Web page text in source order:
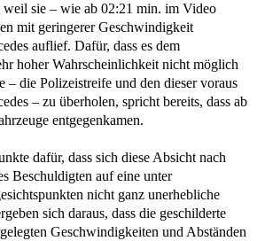
weil sie – wie ab 02:21 min. im Video
mit geringerer Geschwindigkeit
auflief. Dafür, dass es dem
hoher Wahrscheinlichkeit nicht möglich
– die Polizeistreife und den dieser voraus
– zu überholen, spricht bereits, dass ab
entgegenkamen.
dafür, dass sich diese Absicht nach
Beschuldigten auf eine unter
nicht ganz unerhebliche
sich daraus, dass die geschilderte
Geschwindigkeiten und Abständen